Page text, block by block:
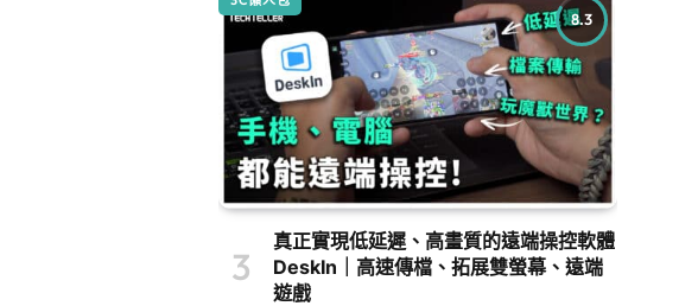
8.3
真正實現低延遲、高畫質的遠端操控軟體
DeskIn｜高速傳檔、拓展雙螢幕、遠端
遊戲